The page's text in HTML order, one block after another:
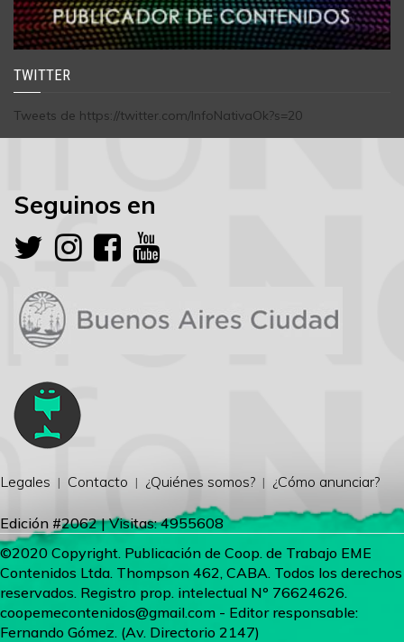
TWITTER
Tweets de https://twitter.com/InfoNativaOk?s=20
Seguinos en
Legales Contacto ¿Quiénes somos? ¿Cómo anunciar?
Edición #2062 | Visitas: 4955608
©2020 Copyright. Publicación de Coop. de Trabajo EME
Contenidos Ltda. Thompson 462, CABA. Todos los derechos
reservados. Registro prop. intelectual Nº 76624626.
coopemecontenidos@gmail.com - Editor responsable:
Fernando Gómez. (Av. Directorio 2147)